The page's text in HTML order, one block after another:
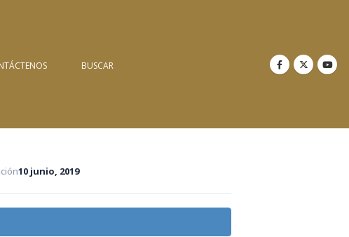
BUSCAR
10 junio, 2019